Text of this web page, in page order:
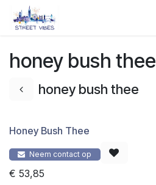
Overslaan naar inhoud
honey bush thee
honey bush thee
Honey Bush Thee
Neem contact op
€ 53,85